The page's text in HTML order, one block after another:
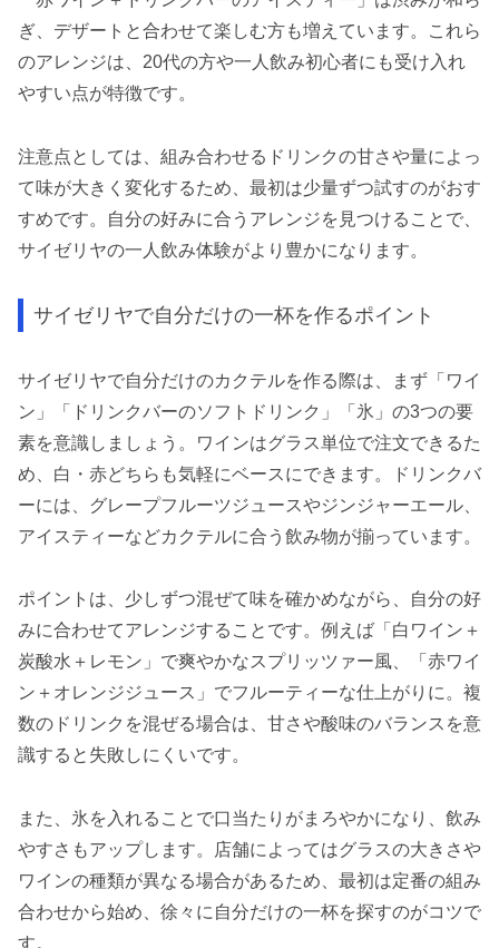
ぎ、デザートと合わせて楽しむ方も増えています。これら
のアレンジは、20代の方や一人飲み初心者にも受け入れ
やすい点が特徴です。
注意点としては、組み合わせるドリンクの甘さや量によっ
て味が大きく変化するため、最初は少量ずつ試すのがおす
すめです。自分の好みに合うアレンジを見つけることで、
サイゼリヤの一人飲み体験がより豊かになります。
サイゼリヤで自分だけの一杯を作るポイント
サイゼリヤで自分だけのカクテルを作る際は、まず「ワイ
ン」「ドリンクバーのソフトドリンク」「氷」の3つの要
素を意識しましょう。ワインはグラス単位で注文できるた
め、白・赤どちらも気軽にベースにできます。ドリンクバ
ーには、グレープフルーツジュースやジンジャーエール、
アイスティーなどカクテルに合う飲み物が揃っています。
ポイントは、少しずつ混ぜて味を確かめながら、自分の好
みに合わせてアレンジすることです。例えば「白ワイン＋
炭酸水＋レモン」で爽やかなスプリッツァー風、「赤ワイ
ン＋オレンジジュース」でフルーティーな仕上がりに。複
数のドリンクを混ぜる場合は、甘さや酸味のバランスを意
識すると失敗しにくいです。
また、氷を入れることで口当たりがまろやかになり、飲み
やすさもアップします。店舗によってはグラスの大きさや
ワインの種類が異なる場合があるため、最初は定番の組み
合わせから始め、徐々に自分だけの一杯を探すのがコツで
す。